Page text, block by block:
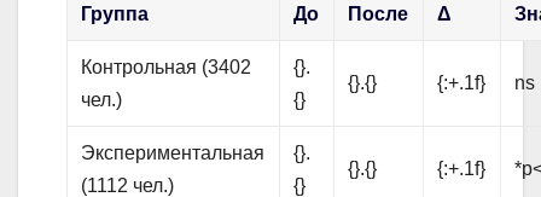
Группа До После Δ
Контрольная (3402
чел.)
{}.
{}
{}.{} {:+.1f} ns
Экспериментальная
(1112 чел.)
{}.
{}
{}.{} {:+.1f}